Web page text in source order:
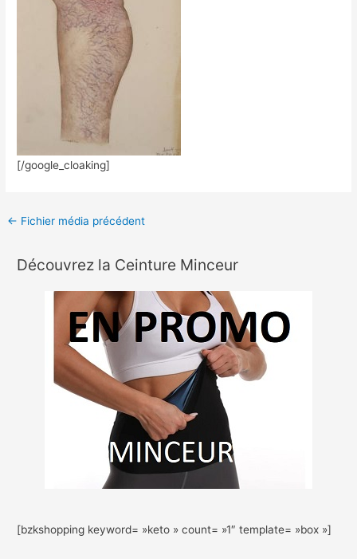
[/google_cloaking]
← Fichier média précédent
Découvrez la Ceinture Minceur
[bzkshopping keyword= »keto » count= »1″ template= »box »]